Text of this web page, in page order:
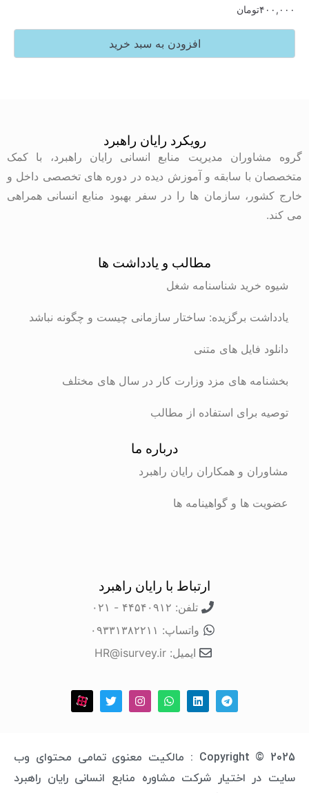
۴۰۰,۰۰۰تومان
افزودن به سبد خرید
رویکرد رایان راهبرد
گروه مشاوران مدیریت منابع انسانی رایان راهبرد، با کمک
متخصصان با سابقه و آموزش دیده در دوره های تخصصی داخل و
خارج کشور، سازمان ها را در سفر بهبود منابع انسانی همراهی
می کند.
مطالب و یادداشت ها
شیوه خرید شناسنامه شغل
یادداشت برگزیده: ساختار سازمانی چیست و چگونه نباشد
دانلود فایل های متنی
بخشنامه های مزد وزارت کار در سال های مختلف
توصیه برای استفاده از مطالب
درباره ما
مشاوران و همکاران رایان راهبرد
عضویت ها و گواهینامه ها
ارتباط با رایان راهبرد
تلفن: ۴۴۵۴۰۹۱۲ - ۰۲۱
واتساپ: ۰۹۳۳۱۳۸۲۲۱۱
ایمیل: HR@isurvey.ir
Copyright © 2025 : مالکیت معنوی تمامی محتوای وب
سایت در اختیار شرکت مشاوره منابع انسانی رایان راهبرد